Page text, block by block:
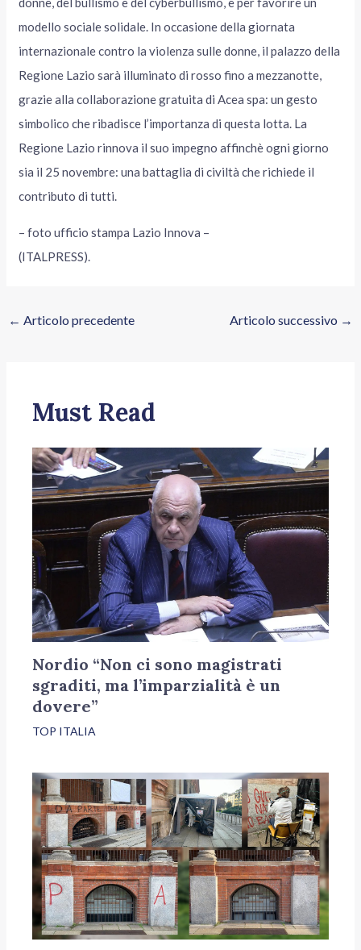
modello sociale solidale. In occasione della giornata
internazionale contro la violenza sulle donne, il palazzo della
Regione Lazio sarà illuminato di rosso fino a mezzanotte,
grazie alla collaborazione gratuita di Acea spa: un gesto
simbolico che ribadisce l’importanza di questa lotta. La
Regione Lazio rinnova il suo impegno affinchè ogni giorno
sia il 25 novembre: una battaglia di civiltà che richiede il
contributo di tutti.
– foto ufficio stampa Lazio Innova –
(ITALPRESS).
← Articolo precedente Articolo successivo →
Must Read
Nordio “Non ci sono magistrati
sgraditi, ma l’imparzialità è un
dovere”
TOP ITALIA